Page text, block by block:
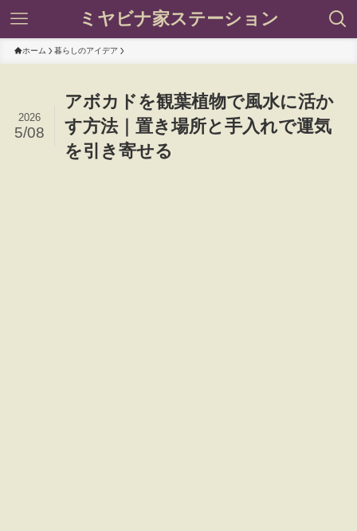
ミヤビナ家ステーション
ホーム 暮らしのアイデア
アボカドを観葉植物で風水に活か
す方法｜置き場所と手入れで運気
を引き寄せる
2026
5/08